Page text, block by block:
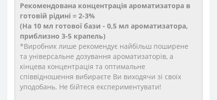
Рекомендована концентрація ароматизатора в
готовій рідині = 2-3%
(На 10 мл готової бази - 0,5 мл ароматизатора,
приблизно 3-5 крапель)
*Виробник лише рекомендує найбільш поширене
та універсальне дозування ароматизаторів, а
кінцева концентрація та оптимальне
співвідношення вибираєте Ви виходячи зі своїх
уподобань. Не бійтеся експериментувати!